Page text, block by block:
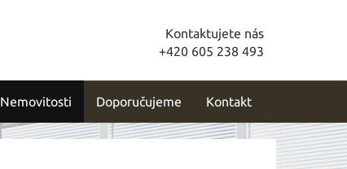
Kontaktujete nás
+420 605 238 493
Nemovitosti Doporučujeme Kontakt